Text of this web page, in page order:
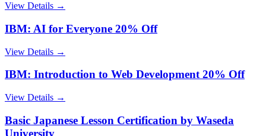
View Details →
IBM: AI for Everyone 20% Off
View Details →
IBM: Introduction to Web Development 20% Off
View Details →
Basic Japanese Lesson Certification by Waseda
University